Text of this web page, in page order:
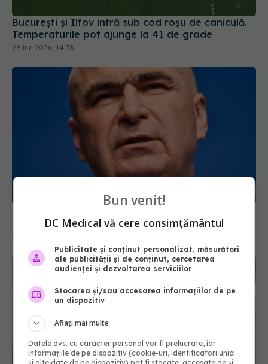
Temperaturile pot ajunge la 41 de grade
28 iun 2026, 14:38
Ilie Bolojan, despre spitalele care au paturi
28 iul 2026, 21:31 Bun venit!
DC Medical vă cere consimțământul
Publicitate și conținut personalizat, măsurători
ale publicității și de conținut, cercetarea
audienței și dezvoltarea serviciilor
Stocarea și/sau accesarea informațiilor de pe
un dispozitiv
Aflați mai multe
Datele dvs. cu caracter personal vor fi prelucrate, iar
informațiile de pe dispozitiv (cookie-uri, identificatori unici